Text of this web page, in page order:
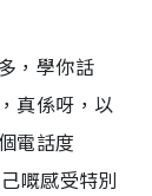
，學你話
真係呀，以
電話度
嘅感受特別